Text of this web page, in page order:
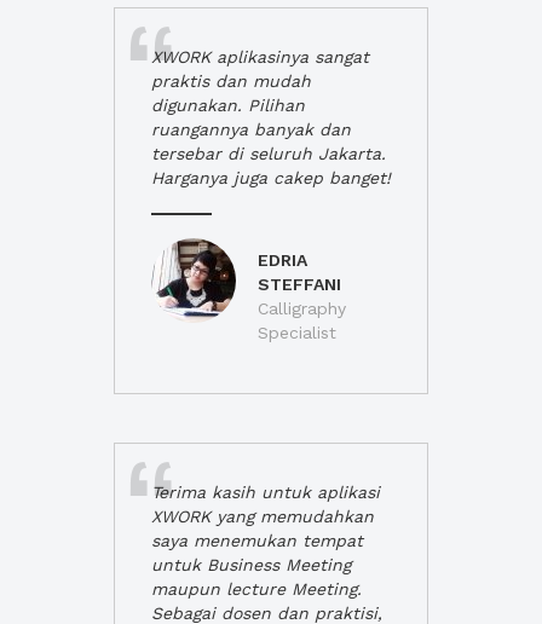
XWORK aplikasinya sangat
praktis dan mudah
digunakan. Pilihan
ruangannya banyak dan
tersebar di seluruh Jakarta.
Harganya juga cakep banget!
EDRIA
STEFFANI
Calligraphy
Specialist
Terima kasih untuk aplikasi
XWORK yang memudahkan
saya menemukan tempat
untuk Business Meeting
maupun lecture Meeting.
Sebagai dosen dan praktisi,